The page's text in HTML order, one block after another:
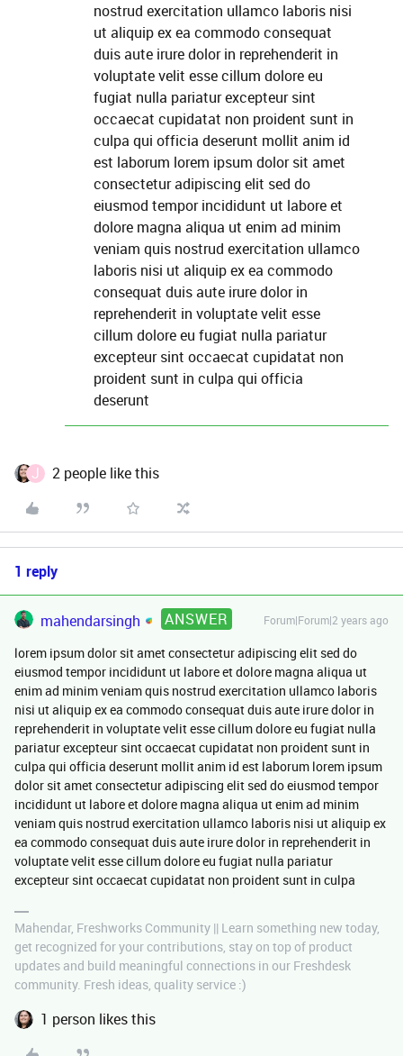
nostrud exercitation ullamco laboris nisi
ut aliquip ex ea commodo consequat
duis aute irure dolor in reprehenderit in
voluptate velit esse cillum dolore eu
fugiat nulla pariatur excepteur sint
occaecat cupidatat non proident sunt in
culpa qui officia deserunt mollit anim id
est laborum lorem ipsum dolor sit amet
consectetur adipiscing elit sed do
eiusmod tempor incididunt ut labore et
dolore magna aliqua ut enim ad minim
veniam quis nostrud exercitation ullamco
laboris nisi ut aliquip ex ea commodo
consequat duis aute irure dolor in
reprehenderit in voluptate velit esse
cillum dolore eu fugiat nulla pariatur
excepteur sint occaecat cupidatat non
proident sunt in culpa qui officia
deserunt
J 2 people like this
1 reply
mahendarsingh ANSWER Forum|Forum|2 years ago
lorem ipsum dolor sit amet consectetur adipiscing elit sed do
eiusmod tempor incididunt ut labore et dolore magna aliqua ut
enim ad minim veniam quis nostrud exercitation ullamco laboris
nisi ut aliquip ex ea commodo consequat duis aute irure dolor in
reprehenderit in voluptate velit esse cillum dolore eu fugiat nulla
pariatur excepteur sint occaecat cupidatat non proident sunt in
culpa qui officia deserunt mollit anim id est laborum lorem ipsum
dolor sit amet consectetur adipiscing elit sed do eiusmod tempor
incididunt ut labore et dolore magna aliqua ut enim ad minim
veniam quis nostrud exercitation ullamco laboris nisi ut aliquip ex
ea commodo consequat duis aute irure dolor in reprehenderit in
voluptate velit esse cillum dolore eu fugiat nulla pariatur
excepteur sint occaecat cupidatat non proident sunt in culpa
Mahendar, Freshworks Community || Learn something new today,
get recognized for your contributions, stay on top of product
updates and build meaningful connections in our Freshdesk
community. Fresh ideas, quality service :)
1 person likes this